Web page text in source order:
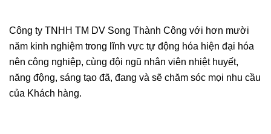
Công ty TNHH TM DV Song Thành Công với hơn mười
năm kinh nghiệm trong lĩnh vực tự động hóa hiện đại hóa
nên công nghiệp, cùng đội ngũ nhân viên nhiệt huyết,
năng động, sáng tạo đã, đang và sẽ chăm sóc mọi nhu cầu
của Khách hàng.